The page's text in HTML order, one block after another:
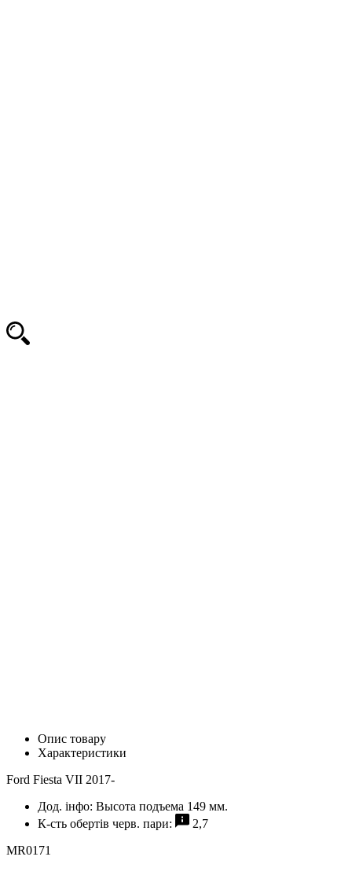
Опис товару
Характеристики
Ford Fiesta VII 2017-
Дод. інфо: Высота подъема 149 мм.
К-сть обертів черв. пари:
2,7
MR0171